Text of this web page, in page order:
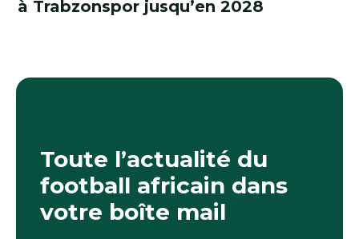
à Trabzonspor jusqu’en 2028
Toute l’actualité du
football africain dans
votre boîte mail